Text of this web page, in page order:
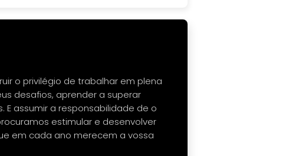
o privilégio de trabalhar em plena
desafios, aprender a superar
assumir a responsabilidade de o
estimular e desenvolver
em cada ano merecem a vossa